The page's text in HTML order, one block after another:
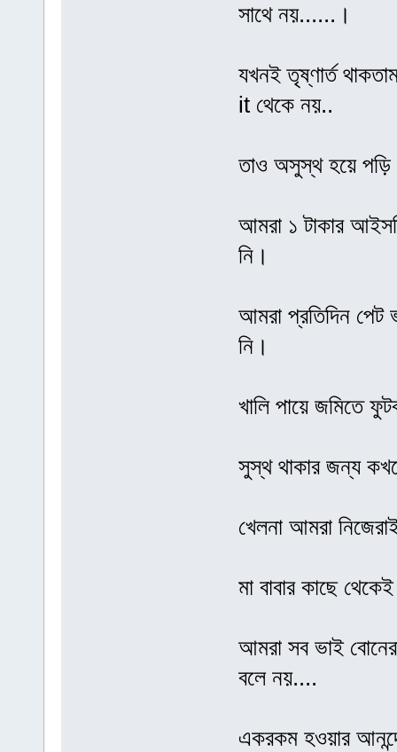
সাথে নয়......।
যখনই তৃষ্ণার্ত
it থেকে নয়..
তাও অসুস্থ হয়ে পড়ি
আমরা ১ টাকার
নি।
আমরা প্রতিদিন পেট
নি।
খালি পায়ে জমিতে
সুস্থ থাকার জন্য
খেলনা আমরা
মা বাবার কাছে
আমরা সব ভাই
বলে নয়....
একরকম হওয়ার